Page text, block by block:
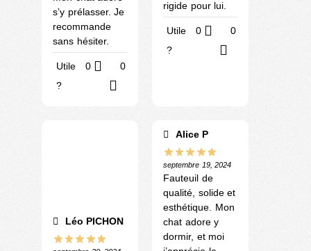
s’y prélasser. Je
recommande
sans hésiter.
Utile
?
0 0
rigide pour lui.
Utile
?
0 0
Léo PICHON
Alice P
septembre 19, 2024
Fauteuil de
qualité, solide et
esthétique. Mon
chat adore y
dormir, et moi